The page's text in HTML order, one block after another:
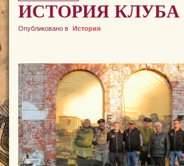
ИСТОРИЯ КЛУБА
Опубликовано в История